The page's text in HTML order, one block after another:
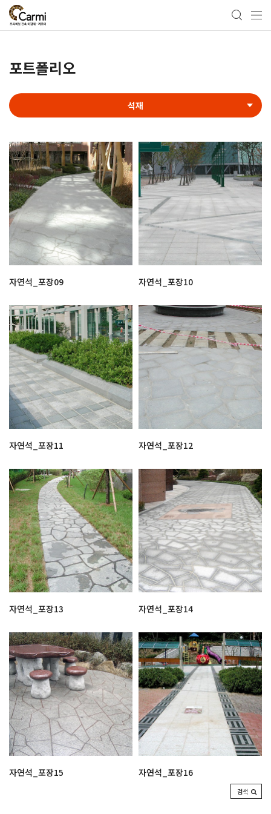
포트폴리오
석재
자연석_포장09 자연석_포장10
자연석_포장11 자연석_포장12
자연석_포장13 자연석_포장14
자연석_포장15 자연석_포장16
검색